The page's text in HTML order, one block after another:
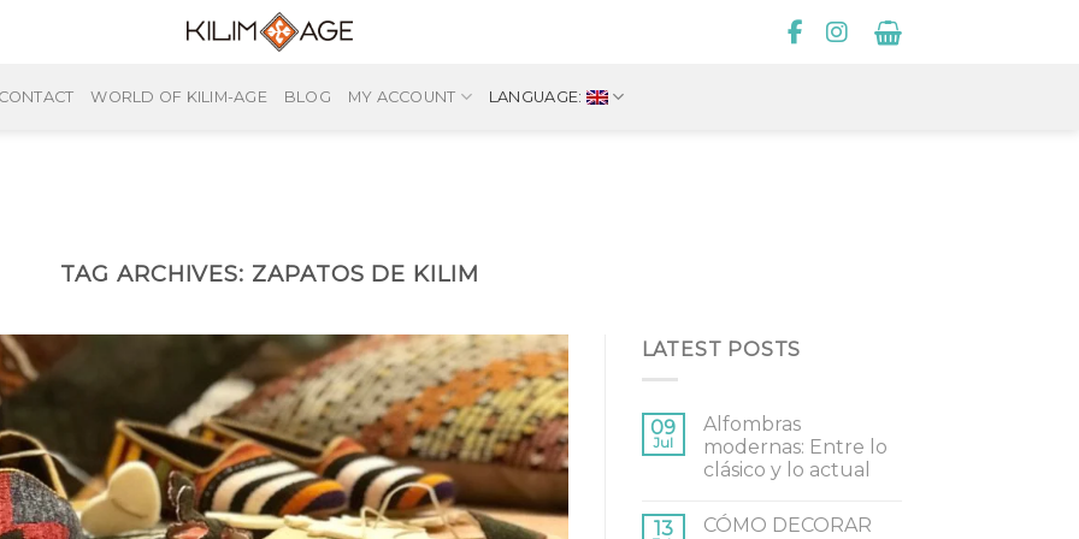
CONTACT WORLD OF KILIM-AGE BLOG MY ACCOUNT LANGUAGE:
TAG ARCHIVES: ZAPATOS DE KILIM
LATEST POSTS
09
Jul
Alfombras
modernas: Entre lo
clásico y lo actual
13
CÓMO DECORAR